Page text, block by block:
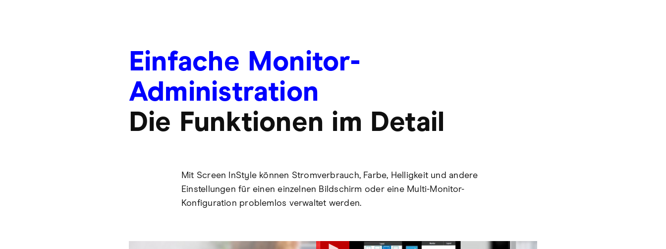
Einfache Monitor-
Administration
Die Funktionen im Detail
Mit Screen InStyle können Stromverbrauch, Farbe, Helligkeit und andere
Einstellungen für einen einzelnen Bildschirm oder eine Multi-Monitor-
Konfiguration problemlos verwaltet werden.